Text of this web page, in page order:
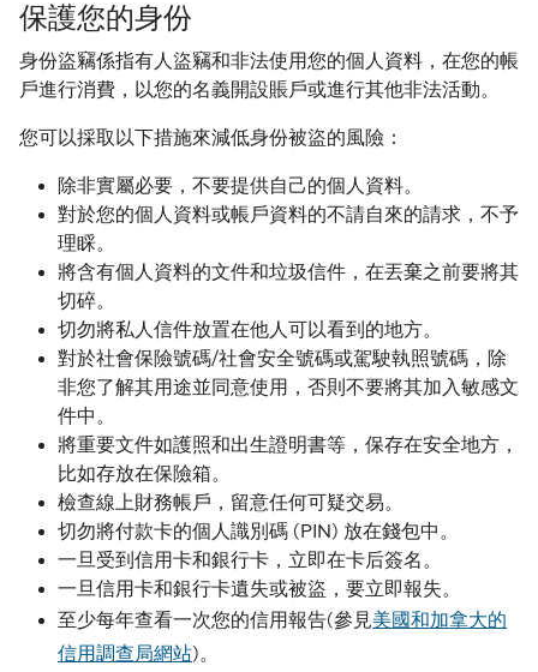
保護您的身份
身份盜竊係指有人盜竊和非法使用您的個人資料，在您的帳
戶進行消費，以您的名義開設賬戶或進行其他非法活動。
您可以採取以下措施來減低身份被盜的風險：
除非實屬必要，不要提供自己的個人資料。
對於您的個人資料或帳戶資料的不請自來的請求，不予
理睬。
將含有個人資料的文件和垃圾信件，在丟棄之前要將其
切碎。
切勿將私人信件放置在他人可以看到的地方。
對於社會保險號碼/社會安全號碼或駕駛執照號碼，除
非您了解其用途並同意使用，否則不要將其加入敏感文
件中。
將重要文件如護照和出生證明書等，保存在安全地方，
比如存放在保險箱。
檢查線上財務帳戶，留意任何可疑交易。
切勿將付款卡的個人識別碼 (PIN) 放在錢包中。
一旦受到信用卡和銀行卡，立即在卡后簽名。
一旦信用卡和銀行卡遺失或被盜，要立即報失。
至少每年查看一次您的信用報告(參見美國和加拿大的
信用調查局網站)。